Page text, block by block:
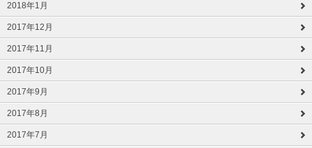
2018年1月
2017年12月
2017年11月
2017年10月
2017年9月
2017年8月
2017年7月